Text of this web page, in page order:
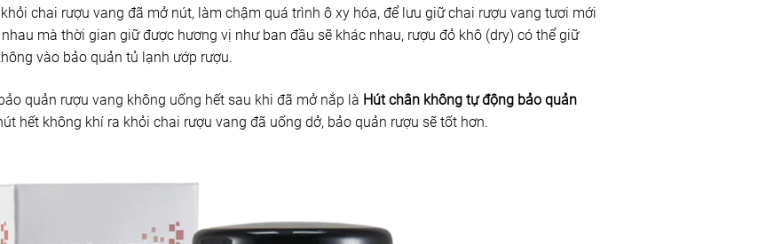
chai rượu vang đã mở nút, làm chậm quá trình ô xy hóa, để lưu giữ chai rượu vang tươi mới
mà thời gian giữ được hương vị như ban đầu sẽ khác nhau, rượu đỏ khô (dry) có thể giữ
vào bảo quản tủ lạnh ướp rượu.
quản rượu vang không uống hết sau khi đã mở nắp là Hút chân không tự động bảo quản
hết không khí ra khỏi chai rượu vang đã uống dở, bảo quản rượu sẽ tốt hơn.